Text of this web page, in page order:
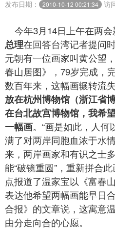
发布日期： 2010-10-12 00:21:34 访
今年3月14日上午在两会
总理在回答台湾记者提问
元朝有一位画家叫黄公望
春山居图》，79岁完成，
数百年来，这幅画辗转流
放在杭州博物馆（浙江省
在台北故宫博物馆，我希
一幅画。“画是如此，人何
满了对两岸同胞血浓于水
来，两岸画家和有识之士
能“破镜重圆”，重新拼合
点报道了温家宝以《富春
表达他希望两幅画能早日
合报》的文章说，这寓意
由分走向合的心愿。